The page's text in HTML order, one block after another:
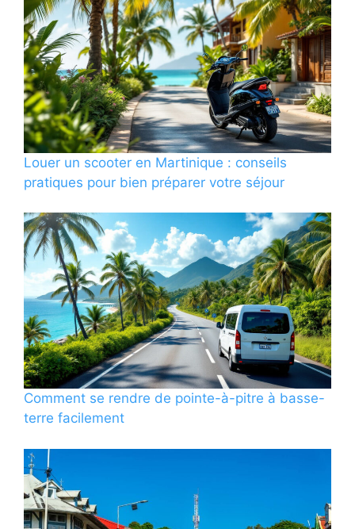
Louer un scooter en Martinique : conseils
pratiques pour bien préparer votre séjour
Comment se rendre de pointe-à-pitre à basse-
terre facilement